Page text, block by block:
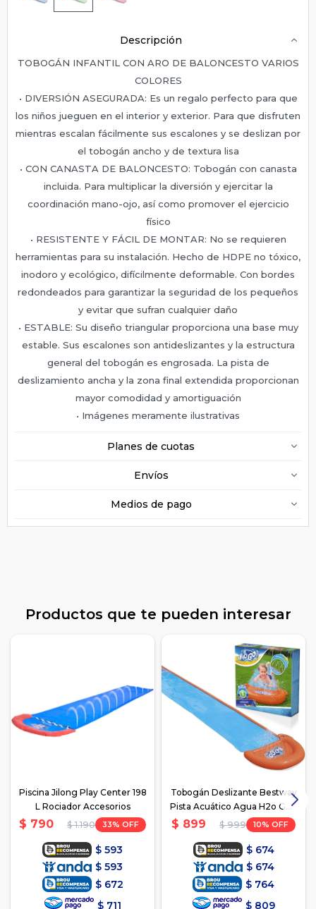
Descripción
TOBOGÁN INFANTIL CON ARO DE BALONCESTO VARIOS
COLORES
• DIVERSIÓN ASEGURADA: Es un regalo perfecto para que
los niños jueguen en el interior y exterior. Para que disfruten
mientras escalan fácilmente sus escalones y se deslizan por
el tobogán ancho y de textura lisa
• CON CANASTA DE BALONCESTO: Tobogán con canasta
incluida. Para multiplicar la diversión y ejercitar la
coordinación mano-ojo, así como promover el ejercicio
físico
• RESISTENTE Y FÁCIL DE MONTAR: No se requieren
herramientas para su instalación. Hecho de HDPE no tóxico,
inodoro y ecológico, difícilmente deformable. Con bordes
redondeados para garantizar la seguridad de los pequeños
y evitar que sufran cualquier daño
• ESTABLE: Su diseño triangular proporciona una base muy
estable. Sus escalones son antideslizantes y la estructura
general del tobogán es engrosada. La pista de
deslizamiento ancha y la zona final extendida proporcionan
mayor comodidad y amortiguación
• Imágenes meramente ilustrativas
Planes de cuotas
Envíos
Medios de pago
Productos que te pueden interesar
Piscina Jilong Play Center 198
L Rociador Accesorios
$ 790 $ 1.190 33
$ 593
$ 593
$ 672
$ 711
Tobogán Deslizante Bestway
Pista Acuático Agua H2o Go -
Azul
$ 899 $ 999 10
$ 674
$ 674
$ 764
$ 809